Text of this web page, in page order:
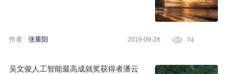
作者 : 张重阳 2019-09-28  74
吴文俊人工智能最高成就奖获得者潘云